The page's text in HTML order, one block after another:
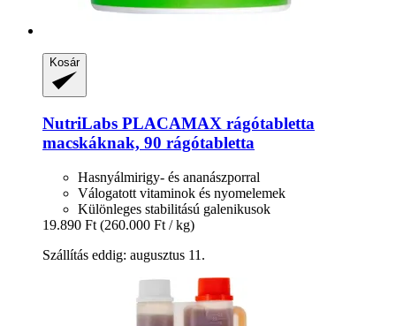
Kosár
NutriLabs PLACAMAX rágótabletta
macskáknak, 90 rágótabletta
Hasnyálmirigy- és ananászporral
Válogatott vitaminok és nyomelemek
Különleges stabilitású galenikusok
19.890 Ft (260.000 Ft / kg)
Szállítás eddig: augusztus 11.